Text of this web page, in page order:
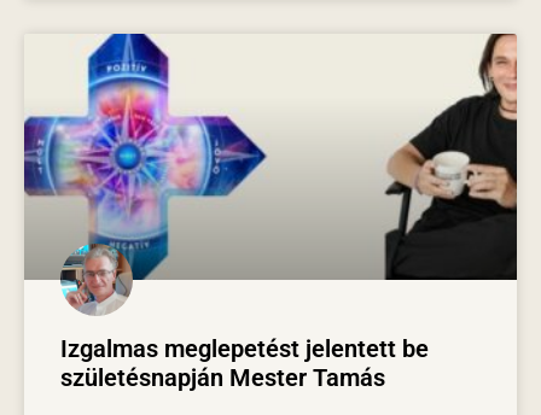
Izgalmas meglepetést jelentett be
születésnapján Mester Tamás